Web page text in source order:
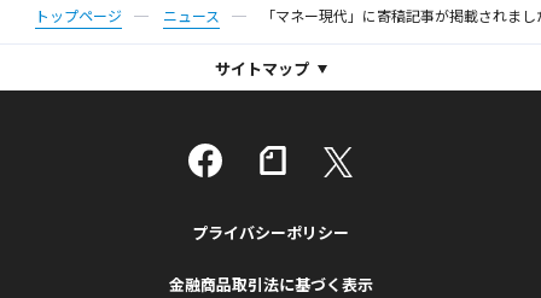
トップページ ニュース 「マネー現代」に寄稿記事が掲載されま
サイトマップ
プライバシーポリシー
金融商品取引法に基づく表示